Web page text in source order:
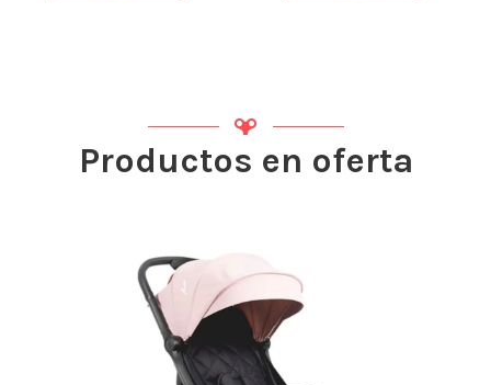
Productos en oferta